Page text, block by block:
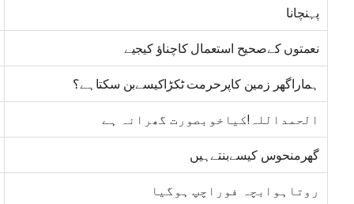
پہنچانا
نعمتوں کےصحیح استعمال کاچناؤ کیجیے
ہماراگھر زمین کاپرحرمت ٹکڑاکیسےبن سکتاہے؟
الحمداللہ!کیاخوبصورت گھرانہ ہے
گھرمنحوس کیسےبنتےہیں
روتاہوابچہ فوراچپ ہوگیا